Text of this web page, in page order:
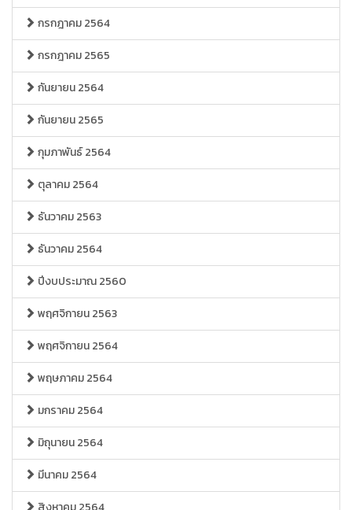
กรกฎาคม 2564
กรกฎาคม 2565
กันยายน 2564
กันยายน 2565
กุมภาพันธ์ 2564
ตุลาคม 2564
ธันวาคม 2563
ธันวาคม 2564
ปีงบประมาณ 2560
พฤศจิกายน 2563
พฤศจิกายน 2564
พฤษภาคม 2564
มกราคม 2564
มิถุนายน 2564
มีนาคม 2564